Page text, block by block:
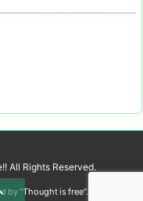
All Rights Reserved.
by "Thought is free".